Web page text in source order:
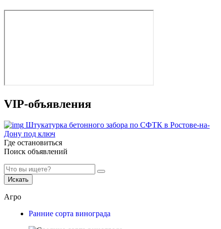
VIP-объявления
Штукатурка бетонного забора по СФТК в Ростове-на-
Дону под ключ
Где остановиться
Поиск объявлений
Искать
Агро
Ранние сорта винограда